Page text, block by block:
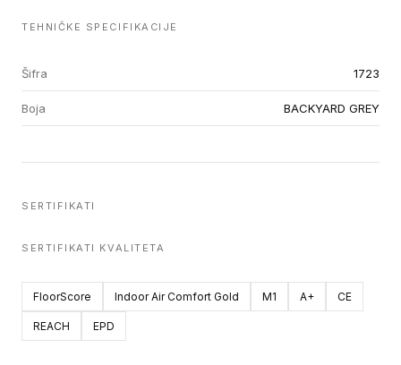
TEHNIČKE SPECIFIKACIJE
Šifra 1723
Boja BACKYARD GREY
SERTIFIKATI
SERTIFIKATI KVALITETA
FloorScore Indoor Air Comfort Gold M1 A+ CE
REACH EPD